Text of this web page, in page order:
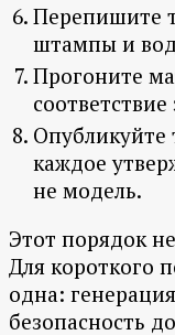
Перепишите
штампы и
Прогоните
Опубликуйте
каждое
не модель.
Этот порядок
Для короткого
одна:
безопасность